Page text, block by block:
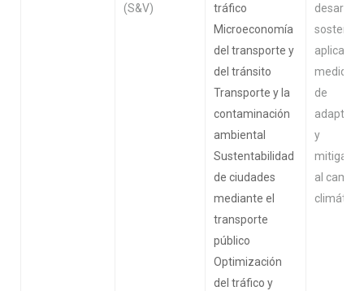
(S&V)
tráfico
Microeconomía
del transporte y
del tránsito
Transporte y la
contaminación
ambiental
Sustentabilidad
de ciudades
mediante el
transporte
público
Optimización
del tráfico y
aplicando
medidas
de
y
al cambio